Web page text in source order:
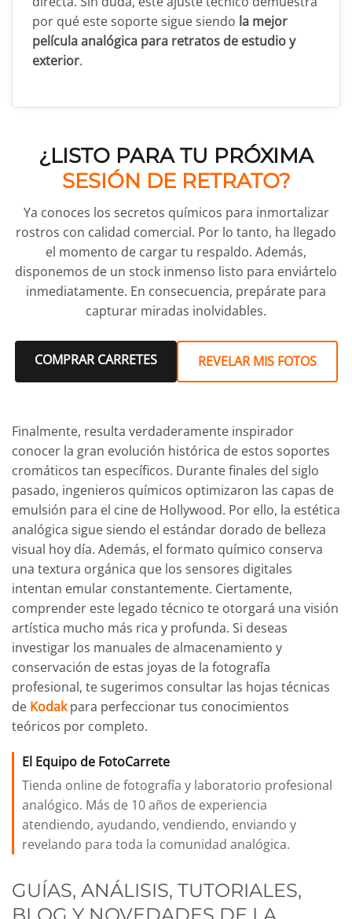
por qué este soporte sigue siendo la mejor
película analógica para retratos de estudio y
exterior.
¿LISTO PARA TU PRÓXIMA
SESIÓN DE RETRATO?
Ya conoces los secretos químicos para inmortalizar
rostros con calidad comercial. Por lo tanto, ha llegado
el momento de cargar tu respaldo. Además,
disponemos de un stock inmenso listo para enviártelo
inmediatamente. En consecuencia, prepárate para
capturar miradas inolvidables.
COMPRAR CARRETES REVELAR MIS FOTOS
Finalmente, resulta verdaderamente inspirador
conocer la gran evolución histórica de estos soportes
cromáticos tan específicos. Durante finales del siglo
pasado, ingenieros químicos optimizaron las capas de
emulsión para el cine de Hollywood. Por ello, la estética
analógica sigue siendo el estándar dorado de belleza
visual hoy día. Además, el formato químico conserva
una textura orgánica que los sensores digitales
intentan emular constantemente. Ciertamente,
comprender este legado técnico te otorgará una visión
artística mucho más rica y profunda. Si deseas
investigar los manuales de almacenamiento y
conservación de estas joyas de la fotografía
profesional, te sugerimos consultar las hojas técnicas
de Kodakpara perfeccionar tus conocimientos
teóricos por completo.
El Equipo de FotoCarrete
Tienda online de fotografía y laboratorio profesional
analógico. Más de 10 años de experiencia
atendiendo, ayudando, vendiendo, enviando y
revelando para toda la comunidad analógica.
GUÍAS, ANÁLISIS, TUTORIALES,